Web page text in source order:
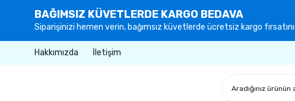
BAĞIMSIZ KÜVETLERDE KARGO BEDAVA
Siparişinizi hemen verin, bağımsız küvetlerde ücretsiz kargo fırsatını
Hakkımızda İletişim